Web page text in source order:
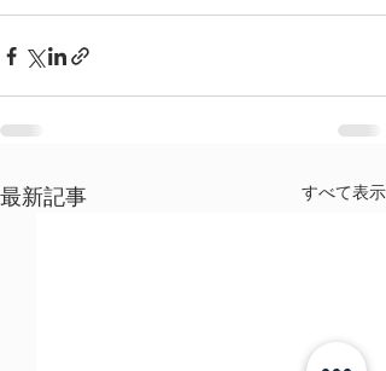
最新記事 すべて表示